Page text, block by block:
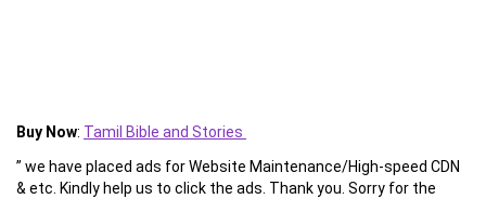
Buy Now: Tamil Bible and Stories
” we have placed ads for Website Maintenance/High-speed CDN
& etc. Kindly help us to click the ads. Thank you. Sorry for the